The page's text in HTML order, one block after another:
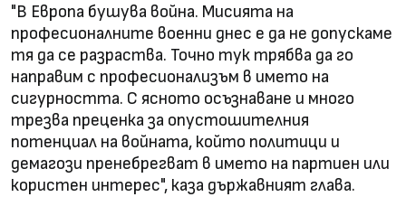
"В Европа бушува война. Мисията на
професионалните военни днес е да не допускаме
тя да се разраства. Точно тук трябва да го
направим с професионализъм в името на
сигурността. С ясното осъзнаване и много
трезва преценка за опустошителния
потенциал на войната, който политици и
демагози пренебрегват в името на партиен или
користен интерес", каза държавният глава.